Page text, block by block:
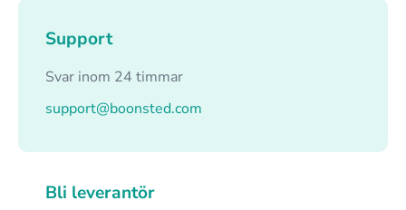
Support
Svar inom 24 timmar
support@boonsted.com
Bli leverantör